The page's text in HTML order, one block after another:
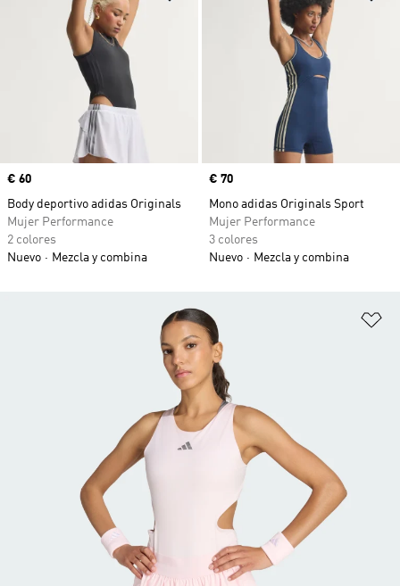
Precio
€ 60
Body deportivo adidas Originals
Mujer Performance
2 colores
Nuevo
Mezcla y combina
Precio
€ 70
Mono adidas Originals Sport
Mujer Performance
3 colores
Nuevo
Mezcla y combina